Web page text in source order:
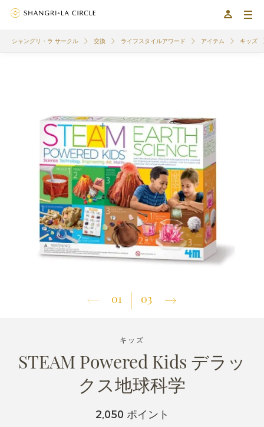
シャングリ・ラ サークル 交換 ライフスタイルアワード アイテム キッズ
01 03
キッズ
STEAM Powered Kids デラッ
クス地球科学
2,050 ポイント